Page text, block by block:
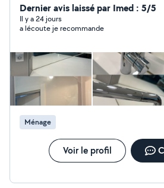
services pour tous types de travaux
Ménage de maisons,
Nettoyage après chantier ou
nous contacter pour plus
Dernier avis laissé par Imed : 5/5
Il y a 24 jours
a lécoute je recommande
Ménage
Voir le profil